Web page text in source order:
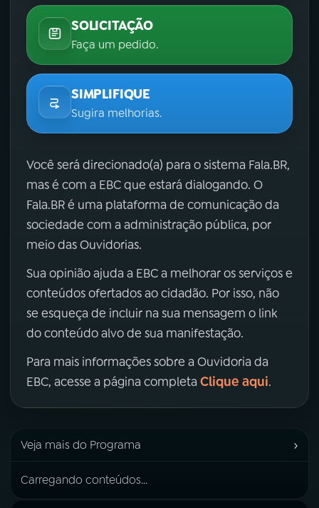
SOLICITAÇÃO
Faça um pedido.
SIMPLIFIQUE
Sugira melhorias.
Você será direcionado(a) para o sistema Fala.BR,
mas é com a EBC que estará dialogando. O
Fala.BR é uma plataforma de comunicação da
sociedade com a administração pública, por
meio das Ouvidorias.
Sua opinião ajuda a EBC a melhorar os serviços e
conteúdos ofertados ao cidadão. Por isso, não
se esqueça de incluir na sua mensagem o link
do conteúdo alvo de sua manifestação.
Para mais informações sobre a Ouvidoria da
EBC, acesse a página completa Clique aqui.
Veja mais do Programa ›
Carregando conteúdos...